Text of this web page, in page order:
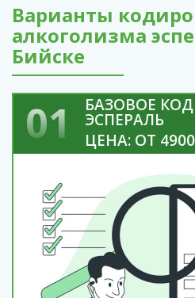
Варианты
алкоголизма
Бийске
01 БАЗОВОЕ
ЭСПЕРАЛЬ
ЦЕНА: ОТ